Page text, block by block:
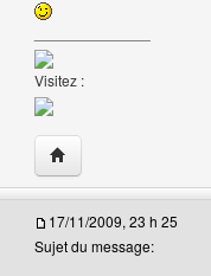
Visitez :
Visiter le site web
17/11/2009, 23 h 25
Sujet du message: